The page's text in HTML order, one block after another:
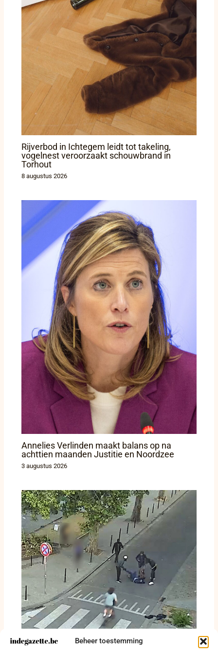
Beheer toestemming
Rijverbod in Ichtegem leidt tot takeling,
vogelnest veroorzaakt schouwbrand in
Torhout
8 augustus 2026
Annelies Verlinden maakt balans op na
achttien maanden Justitie en Noordzee
3 augustus 2026